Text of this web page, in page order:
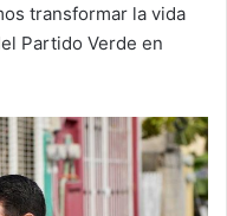
transformar la vida
Partido Verde en